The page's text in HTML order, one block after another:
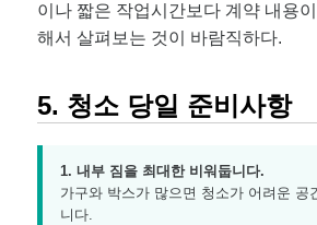
이나 짧은 작업시간보다 계약 내용
해서 살펴보는 것이 바람직하다.
5. 청소 당일 준비사항
1. 내부 짐을 최대한 비워둡니다.
가구와 박스가 많으면 청소가 어려운 공
니다.